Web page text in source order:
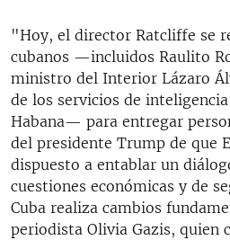
"Hoy, el director Ratcliffe se
cubanos —incluidos Raulito
ministro del Interior Lázaro
de los servicios de
Habana— para entregar
del presidente Trump de que
dispuesto a entablar un
cuestiones económicas y de
Cuba realiza cambios
periodista Olivia Gazis, quien